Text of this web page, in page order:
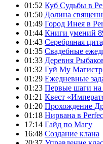
01:52 Куб Судьбы в
01:50 Долина
01:49 Город Инея в
01:44 Книги умений
01:43 Серебряная
01:35 Свадебные
01:33 Деревня
01:32 Гуй Му Магистр
01:29 Ежедневные
01:23 Первые шаги на
01:21 Квест
01:20 Прохождение
01:18 Нирвана в
17:14 Гайд по Магу
16:48 Создание клана